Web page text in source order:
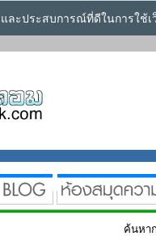
ละประสบการณ์ที่ดีในการใช้
ค้นหา